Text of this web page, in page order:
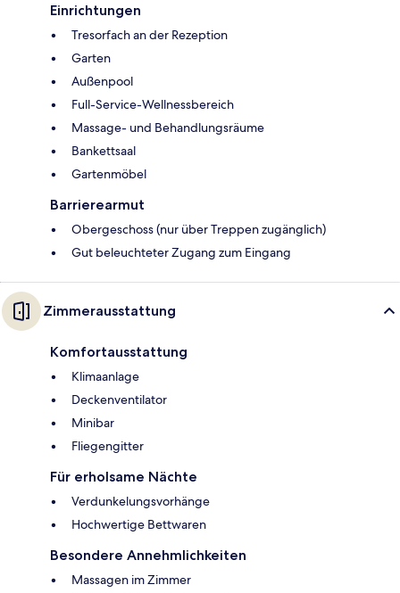
Einrichtungen
Tresorfach an der Rezeption
Garten
Außenpool
Full-Service-Wellnessbereich
Massage- und Behandlungsräume
Bankettsaal
Gartenmöbel
Barrierearmut
Obergeschoss (nur über Treppen zugänglich)
Gut beleuchteter Zugang zum Eingang
Zimmerausstattung
Komfortausstattung
Klimaanlage
Deckenventilator
Minibar
Fliegengitter
Für erholsame Nächte
Verdunkelungsvorhänge
Hochwertige Bettwaren
Besondere Annehmlichkeiten
Massagen im Zimmer